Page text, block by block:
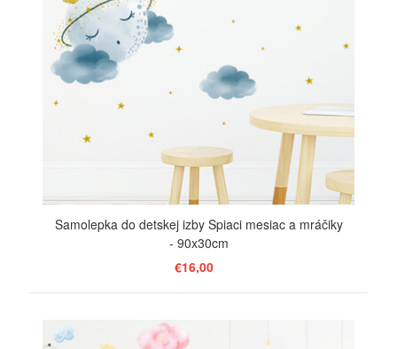
Samolepka do detskej izby Spiaci mesiac a mráčiky
- 90x30cm
€16,00